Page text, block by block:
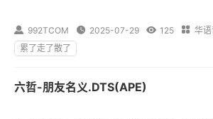
 992TCOM  2025-07-29  125  华
累了走了散了
六哲-朋友名义.DTS(APE)